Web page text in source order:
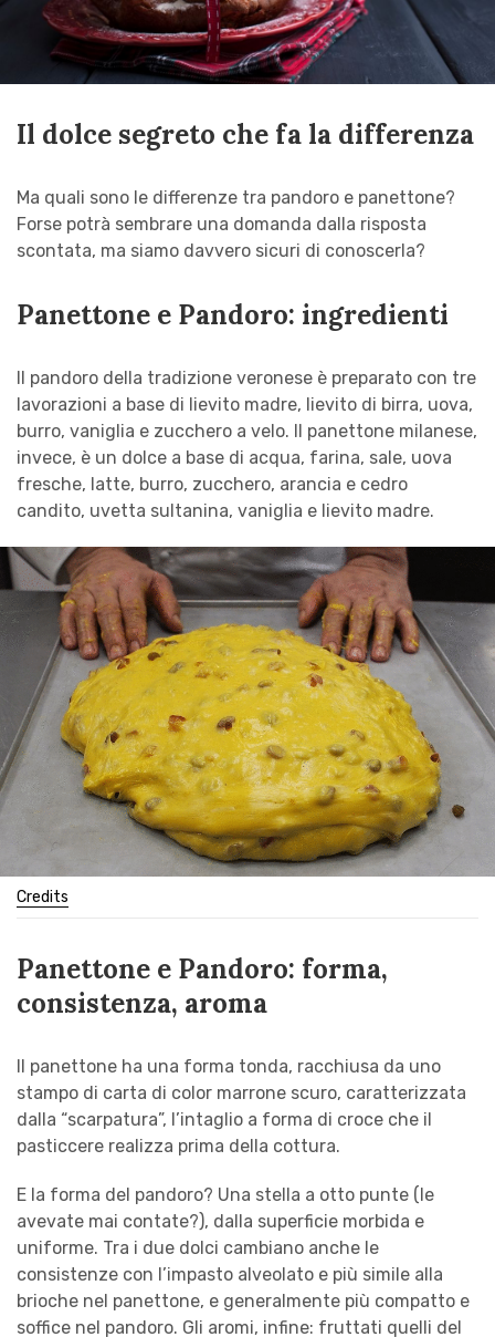
Il dolce segreto che fa la differenza
Ma quali sono le differenze tra pandoro e panettone?
Forse potrà sembrare una domanda dalla risposta
scontata, ma siamo davvero sicuri di conoscerla?
Panettone e Pandoro: ingredienti
Il pandoro della tradizione veronese è preparato con tre
lavorazioni a base di lievito madre, lievito di birra, uova,
burro, vaniglia e zucchero a velo. Il panettone milanese,
invece, è un dolce a base di acqua, farina, sale, uova
fresche, latte, burro, zucchero, arancia e cedro
candito, uvetta sultanina, vaniglia e lievito madre.
Credits
Panettone e Pandoro: forma,
consistenza, aroma
Il panettone ha una forma tonda, racchiusa da uno
stampo di carta di color marrone scuro, caratterizzata
dalla “scarpatura”, l’intaglio a forma di croce che il
pasticcere realizza prima della cottura.
E la forma del pandoro? Una stella a otto punte (le
avevate mai contate?), dalla superficie morbida e
uniforme. Tra i due dolci cambiano anche le
consistenze con l’impasto alveolato e più simile alla
brioche nel panettone, e generalmente più compatto e
soffice nel pandoro. Gli aromi, infine: fruttati quelli del